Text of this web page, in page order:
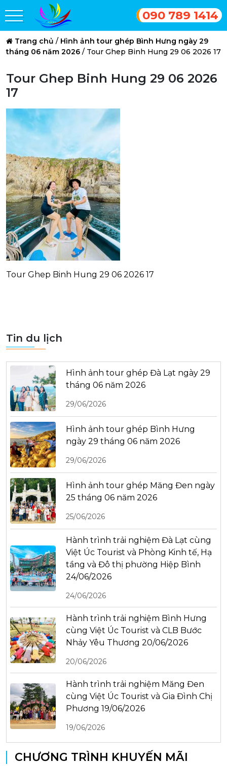
090 789 1414
Trang chủ / Hình ảnh tour ghép Bình Hưng ngày 29
tháng 06 năm 2026 / Tour Ghep Binh Hung 29 06 2026 17
Tour Ghep Binh Hung 29 06 2026
17
Tour Ghep Binh Hung 29 06 2026 17
Tin du lịch
Hình ảnh tour ghép Đà Lạt ngày 29
tháng 06 năm 2026
29/06/2026
Hình ảnh tour ghép Bình Hưng
ngày 29 tháng 06 năm 2026
29/06/2026
Hình ảnh tour ghép Măng Đen ngày
25 tháng 06 năm 2026
25/06/2026
Hành trình trải nghiệm Đà Lạt cùng
Việt Úc Tourist và Phòng Kinh tế, Hạ
tầng và Đô thị phường Hiệp Bình
24/06/2026
24/06/2026
Hành trình trải nghiệm Bình Hưng
cùng Việt Úc Tourist và CLB Bước
Nhảy Yêu Thương 20/06/2026
20/06/2026
Hành trình trải nghiệm Măng Đen
cùng Việt Úc Tourist và Gia Đình Chị
Phương 19/06/2026
19/06/2026
CHƯƠNG TRÌNH KHUYẾN MÃI